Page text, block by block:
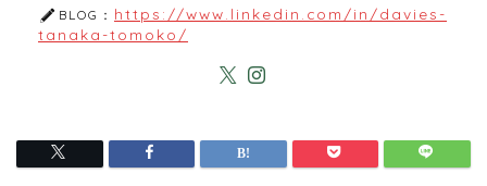
BLOG： https://www.linkedin.com/in/davies-
tanaka-tomoko/